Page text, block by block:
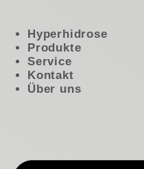
Hyperhidrose
Produkte
Service
Kontakt
Über uns